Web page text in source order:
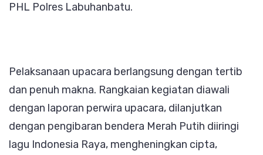
PHL Polres Labuhanbatu.
Pelaksanaan upacara berlangsung dengan tertib
dan penuh makna. Rangkaian kegiatan diawali
dengan laporan perwira upacara, dilanjutkan
dengan pengibaran bendera Merah Putih diiringi
lagu Indonesia Raya, mengheningkan cipta,